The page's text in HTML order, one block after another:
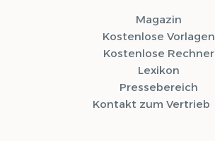
Magazin
Kostenlose Vorlagen
Kostenlose Rechner
Lexikon
Pressebereich
Kontakt zum Vertrieb